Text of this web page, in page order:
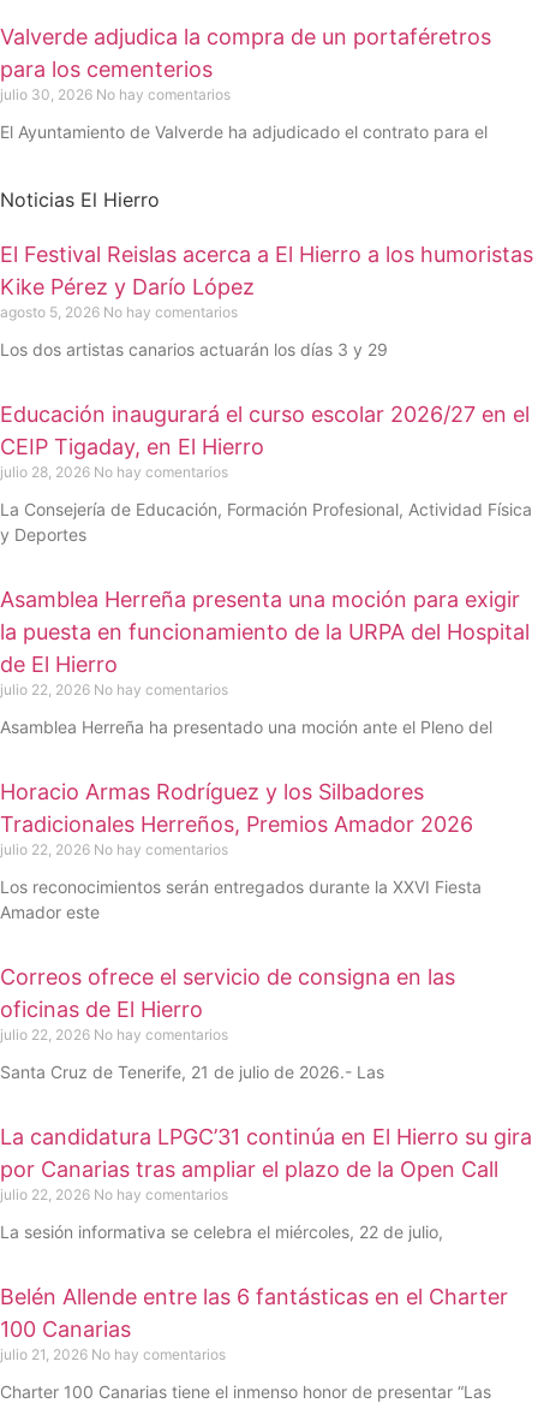
Valverde adjudica la compra de un portaféretros
para los cementerios
julio 30, 2026 No hay comentarios
El Ayuntamiento de Valverde ha adjudicado el contrato para el
Noticias El Hierro
El Festival Reislas acerca a El Hierro a los humoristas
Kike Pérez y Darío López
agosto 5, 2026 No hay comentarios
Los dos artistas canarios actuarán los días 3 y 29
Educación inaugurará el curso escolar 2026/27 en el
CEIP Tigaday, en El Hierro
julio 28, 2026 No hay comentarios
La Consejería de Educación, Formación Profesional, Actividad Física
y Deportes
Asamblea Herreña presenta una moción para exigir
la puesta en funcionamiento de la URPA del Hospital
de El Hierro
julio 22, 2026 No hay comentarios
Asamblea Herreña ha presentado una moción ante el Pleno del
Horacio Armas Rodríguez y los Silbadores
Tradicionales Herreños, Premios Amador 2026
julio 22, 2026 No hay comentarios
Los reconocimientos serán entregados durante la XXVI Fiesta
Amador este
Correos ofrece el servicio de consigna en las
oficinas de El Hierro
julio 22, 2026 No hay comentarios
Santa Cruz de Tenerife, 21 de julio de 2026.- Las
La candidatura LPGC’31 continúa en El Hierro su gira
por Canarias tras ampliar el plazo de la Open Call
julio 22, 2026 No hay comentarios
La sesión informativa se celebra el miércoles, 22 de julio,
Belén Allende entre las 6 fantásticas en el Charter
100 Canarias
julio 21, 2026 No hay comentarios
Charter 100 Canarias tiene el inmenso honor de presentar “Las